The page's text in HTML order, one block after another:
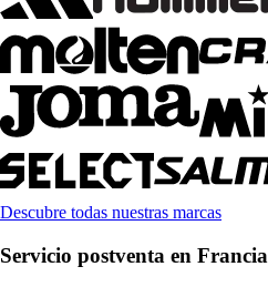
Descubre todas nuestras marcas
Servicio postventa en Francia